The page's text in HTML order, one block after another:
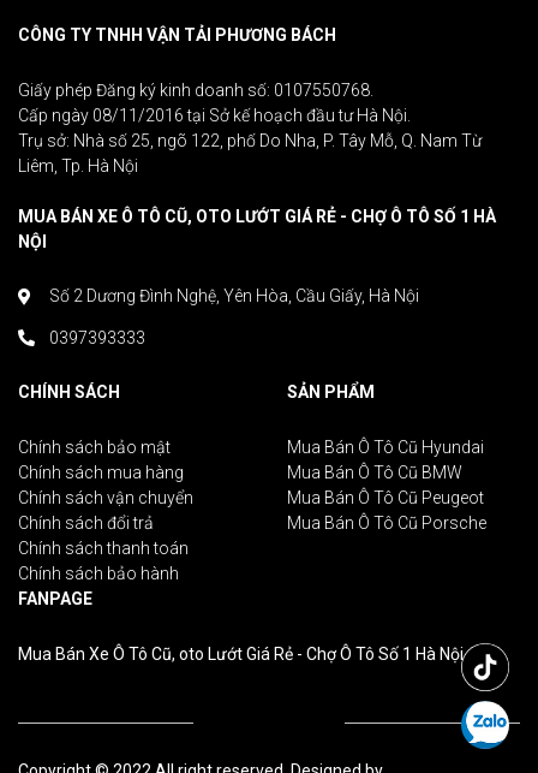
CÔNG TY TNHH VẬN TẢI PHƯƠNG BÁCH
Giấy phép Đăng ký kinh doanh số: 0107550768.
Cấp ngày 08/11/2016 tại Sở kế hoạch đầu tư Hà Nội.
Trụ sở: Nhà số 25, ngõ 122, phố Do Nha, P. Tây Mỗ, Q. Nam Từ
Liêm, Tp. Hà Nội
MUA BÁN XE Ô TÔ CŨ, OTO LƯỚT GIÁ RẺ - CHỢ Ô TÔ SỐ 1 HÀ
NỘI
Số 2 Dương Đình Nghệ, Yên Hòa, Cầu Giấy, Hà Nội
0397393333
CHÍNH SÁCH
Chính sách bảo mật
Chính sách mua hàng
Chính sách vận chuyển
Chính sách đổi trả
Chính sách thanh toán
Chính sách bảo hành
SẢN PHẨM
Mua Bán Ô Tô Cũ Hyundai
Mua Bán Ô Tô Cũ BMW
Mua Bán Ô Tô Cũ Peugeot
Mua Bán Ô Tô Cũ Porsche
FANPAGE
Mua Bán Xe Ô Tô Cũ, oto Lướt Giá Rẻ - Chợ Ô Tô Số 1 Hà Nội